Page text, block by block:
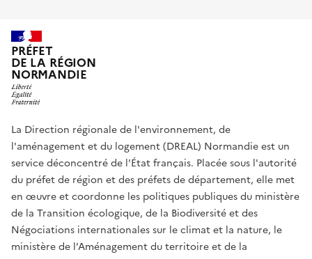
PRÉFET
DE LA RÉGION
NORMANDIE
La Direction régionale de l'environnement, de
l'aménagement et du logement (DREAL) Normandie est un
service déconcentré de l'État français. Placée sous l'autorité
du préfet de région et des préfets de département, elle met
en œuvre et coordonne les politiques publiques du ministère
de la Transition écologique, de la Biodiversité et des
Négociations internationales sur le climat et la nature, le
ministère de l’Aménagement du territoire et de la